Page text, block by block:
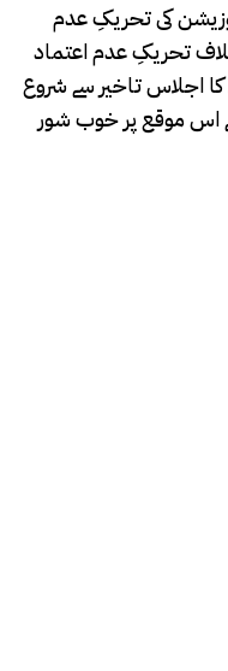
کی تحریکِ عدم
تحریکِ عدم اعتماد
اجلاس تاخیر سے شروع
نے اس موقع پر خوب شور